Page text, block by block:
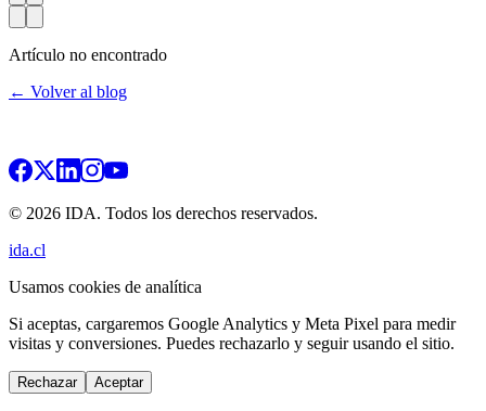
Artículo no encontrado
← Volver al blog
© 2026 IDA. Todos los derechos reservados.
ida.cl
Usamos cookies de analítica
Si aceptas, cargaremos Google Analytics y Meta Pixel para medir
visitas y conversiones. Puedes rechazarlo y seguir usando el sitio.
Rechazar Aceptar